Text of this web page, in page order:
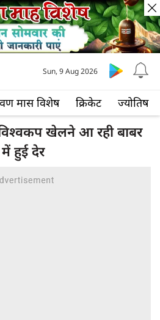
मास विशेष क्रिकेट ज्योतिष
Sun, 9 Aug 2026
खेलने आ रही बाबर
हुई देर